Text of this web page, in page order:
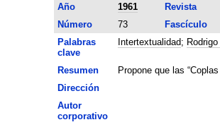
Año
1961 Revista
Número
73 Fascículo
Palabras
clave
Intertextualidad;
Resumen
Propone que las
Dirección
Autor
corporativo